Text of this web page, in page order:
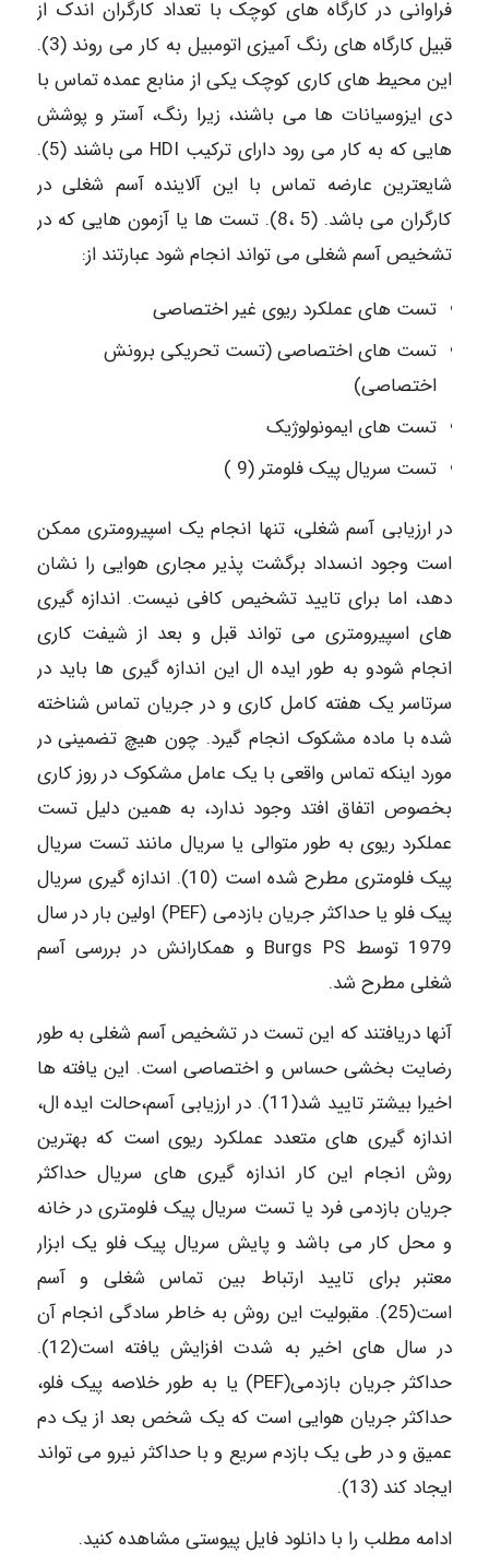
فراوانی در کارگاه های کوچک با تعداد کارگران اندک از
قبیل کارگاه های رنگ آمیزی اتومبیل به کار می روند (3).
این محیط های کاری کوچک یکی از منابع عمده تماس با
دی ایزوسیانات ها می باشند، زیرا رنگ، آستر و پوشش
هایی که به کار می رود دارای ترکیب HDI می باشند (5).
شایعترین عارضه تماس با این آلاینده آسم شغلی در
کارگران می باشد. (5 ،8). تست ها یا آزمون هایی که در
تشخیص آسم شغلی می تواند انجام شود عبارتند از:
تست های عملکرد ریوی غیر اختصاصی
تست های اختصاصی (تست تحریکی برونش
اختصاصی)
تست های ایمونولوژیک
تست سریال پیک فلومتر (9 )
در ارزیابی آسم شغلی، تنها انجام یک اسپیرومتری ممکن
است وجود انسداد برگشت پذیر مجاری هوایی را نشان
دهد، اما برای تایید تشخیص کافی نیست. اندازه گیری
های اسپیرومتری می تواند قبل و بعد از شیفت کاری
انجام شودو به طور ایده ال این اندازه گیری ها باید در
سرتاسر یک هفته کامل کاری و در جریان تماس شناخته
شده با ماده مشکوک انجام گیرد. چون هیچ تضمینی در
مورد اینکه تماس واقعی با یک عامل مشکوک در روز کاری
بخصوص اتفاق افتد وجود ندارد، به همین دلیل تست
عملکرد ریوی به طور متوالی یا سریال مانند تست سریال
پیک فلومتری مطرح شده است (10). اندازه گیری سریال
پیک فلو یا حداکثر جریان بازدمی (PEF) اولین بار در سال
1979 توسط Burgs PS و همکارانش در بررسی آسم
شغلی مطرح شد.
آنها دریافتند که این تست در تشخیص آسم شغلی به طور
رضایت بخشی حساس و اختصاصی است. این یافته ها
اخیرا بیشتر تایید شد(11). در ارزیابی آسم،حالت ایده ال،
اندازه گیری های متعدد عملکرد ریوی است که بهترین
روش انجام این کار اندازه گیری های سریال حداکثر
جریان بازدمی فرد یا تست سریال پیک فلومتری در خانه
و محل کار می باشد و پایش سریال پیک فلو یک ابزار
معتبر برای تایید ارتباط بین تماس شغلی و آسم
است(25). مقبولیت این روش به خاطر سادگی انجام آن
در سال های اخیر به شدت افزایش یافته است(12).
حداکثر جریان بازدمی(PEF) یا به طور خلاصه پیک فلو،
حداکثر جریان هوایی است که یک شخص بعد از یک دم
عمیق و در طی یک بازدم سریع و با حداکثر نیرو می تواند
ایجاد کند (13).
ادامه مطلب را با دانلود فایل پیوستی مشاهده کنید.